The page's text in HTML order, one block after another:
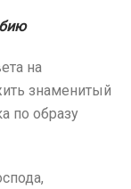
на
знаменитый
по образу